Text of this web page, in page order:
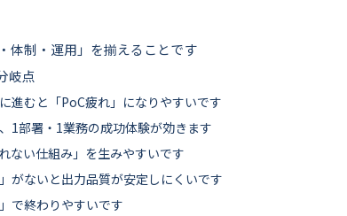
体制・運用」を揃えることです
岐点
進むと「PoC疲れ」になりやすいです
1部署・1業務の成功体験が効きます
ない仕組み」を生みやすいです
がないと出力品質が安定しにくいです
で終わりやすいです